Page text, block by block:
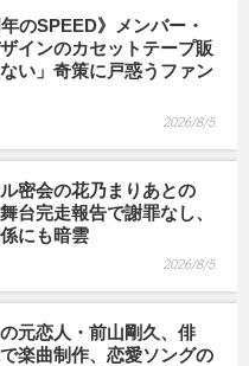
のSPEED》メンバー・
インのカセットテープ販
い」奇策に戸惑うファン
2026/8/5
密会の花乃まりあとの
台完走報告で謝罪なし、
にも暗雲
2026/8/5
元恋人・前山剛久、俳
楽曲制作、恋愛ソングの